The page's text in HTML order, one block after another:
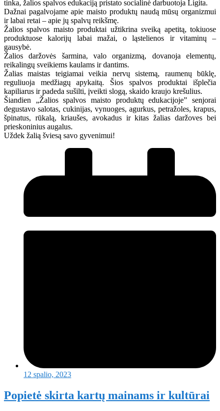
tinka, žalios spalvos edukaciją pristato socialinė darbuotoja Ligita.
Dažnai pagalvojame apie maisto produktų naudą mūsų organizmui
ir labai retai – apie jų spalvų reikšmę.
Žalios spalvos maisto produktai užtikrina sveiką apetitą, tokiuose
produktuose kalorijų labai mažai, o ląstelienos ir vitaminų –
gausybė.
Žalios daržovės šarmina, valo organizmą, dovanoja elementų,
reikalingų sveikiems kaulams ir dantims.
Žalias maistas teigiamai veikia nervų sistemą, raumenų būklę,
reguliuoja medžiagų apykaitą. Šios spalvos produktai išplečia
kapiliarus ir padeda sušilti, įveikti slogą, skaido kraujo krešulius.
Šiandien „Žalios spalvos maisto produktų edukacijoje” senjorai
degustavo salotas, cukinijas, vynuoges, agurkus, petražoles, krapus,
špinatus, rūkalą, kriaušes, avokadus ir kitas žalias daržoves bei
prieskoninius augalus.
Uždek žalią šviesą savo gyvenimui!
12 spalio, 2023
Popietė skirta kartų mainams ir kultūrai